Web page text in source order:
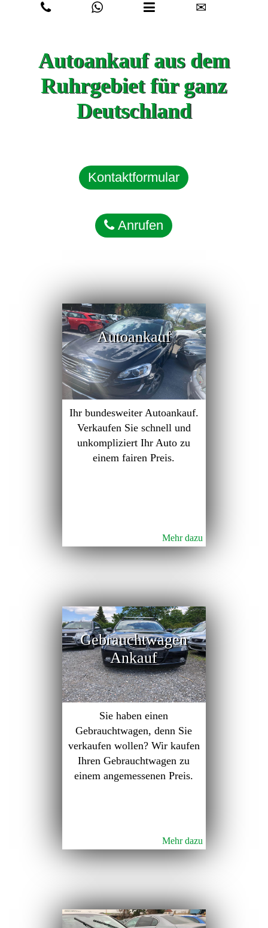
✉
Autoankauf aus dem
Ruhrgebiet für ganz
Deutschland
Kontaktformular
Anrufen
Autoankauf
Ihr bundesweiter Autoankauf.
Verkaufen Sie schnell und
unkompliziert Ihr Auto zu
einem fairen Preis.
Mehr dazu
Gebrauchtwagen
Ankauf
Sie haben einen
Gebrauchtwagen, denn Sie
verkaufen wollen? Wir kaufen
Ihren Gebrauchtwagen zu
einem angemessenen Preis.
Mehr dazu